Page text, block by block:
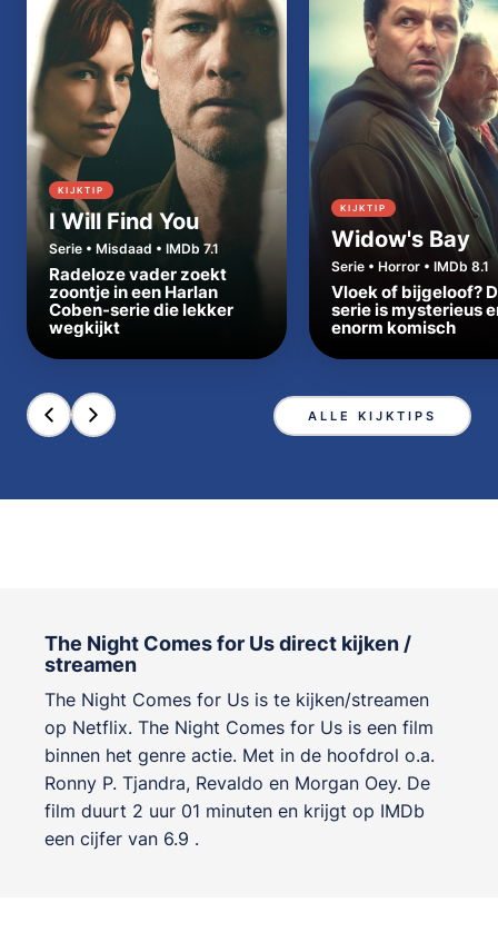
KIJKTIP
I Will Find You
Serie • Misdaad • IMDb 7.1
Radeloze vader zoekt
zoontje in een Harlan
Coben-serie die lekker
wegkijkt
KIJKTIP
Widow's Bay
Serie • Horror • IMDb 8.1
Vloek of bijgeloof?
serie is mysterieus
enorm komisch
ALLE KIJKTIPS
The Night Comes for Us direct kijken /
streamen
The Night Comes for Us is te kijken/streamen
op Netflix. The Night Comes for Us is een film
binnen het genre actie. Met in de hoofdrol o.a.
Ronny P. Tjandra, Revaldo en Morgan Oey. De
film duurt 2 uur 01 minuten en krijgt op IMDb
een cijfer van 6.9 .